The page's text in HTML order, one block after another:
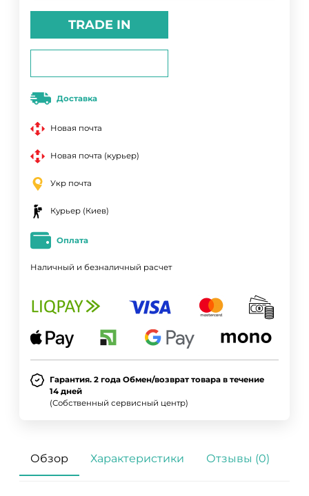
TRADE IN
Доставка
Новая почта
Новая почта (курьер)
Укр почта
Курьер (Киев)
Оплата
Наличный и безналичный расчет
Гарантия. 2 года Обмен/возврат товара в течение
14 дней
(Собственный сервисный центр)
Обзор Характеристики Отзывы (0)